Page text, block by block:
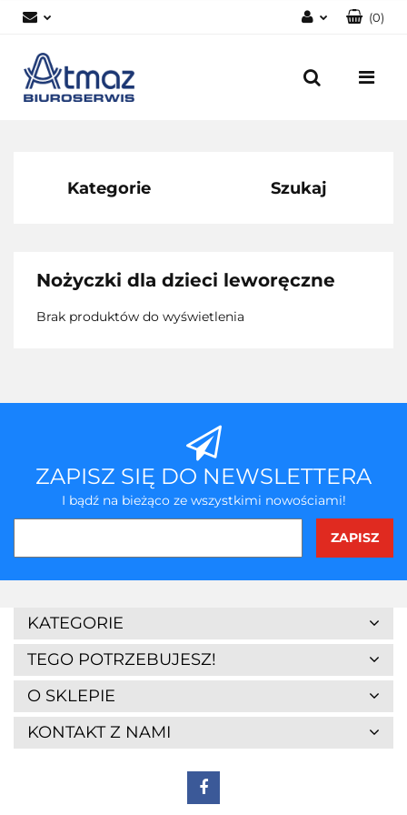
Zarejestruj się
(0)
Kategorie Szukaj
Nożyczki dla dzieci leworęczne
Brak produktów do wyświetlenia
ZAPISZ SIĘ DO NEWSLETTERA
I bądź na bieżąco ze wszystkimi nowościami!
KATEGORIE
TEGO POTRZEBUJESZ!
O SKLEPIE
KONTAKT Z NAMI